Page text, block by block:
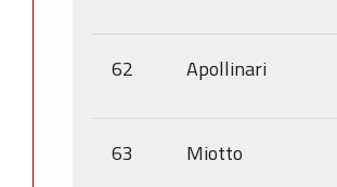
62 Apollinari
63 Miotto